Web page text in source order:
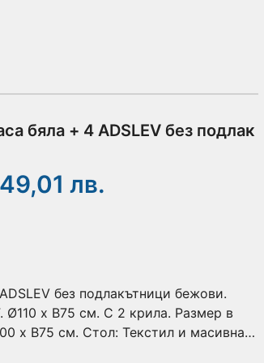
бяла + 4 ADSLEV без подлак
лв.
без подлакътници бежови.
Ø110 x В75 см. С 2 крила. Размер в
x В75 см. Стол: Текстил и масивна